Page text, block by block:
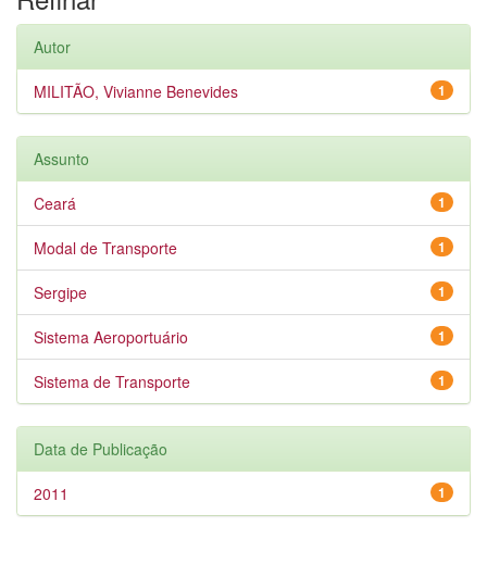
Autor
1
MILITÃO, Vivianne Benevides
Assunto
1
Ceará
1
Modal de Transporte
1
Sergipe
1
Sistema Aeroportuário
1
Sistema de Transporte
Data de Publicação
1
2011